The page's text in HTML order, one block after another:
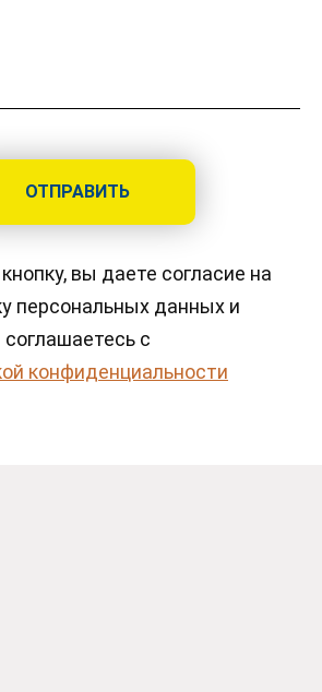
вы даете согласие на
персональных данных и
соглашаетесь c
конфиденциальности